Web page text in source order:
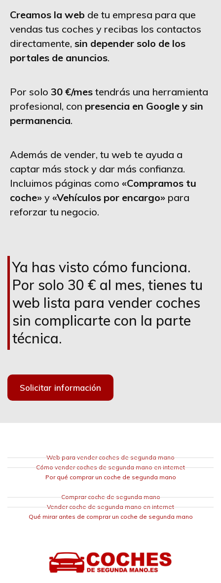
Creamos la web de tu empresa para que
vendas tus coches y recibas los contactos
directamente, sin depender solo de los
portales de anuncios.
Por solo 30 €/mes tendrás una herramienta
profesional, con presencia en Google y sin
permanencia.
Además de vender, tu web te ayuda a
captar más stock y dar más confianza.
Incluimos páginas como «Compramos tu
coche» y «Vehículos por encargo» para
reforzar tu negocio.
Ya has visto cómo funciona.
Por solo 30 € al mes, tienes tu
web lista para vender coches
sin complicarte con la parte
técnica.
Solicitar información
Web para vender coches de segunda mano
Cómo vender coches de segunda mano en internet
Por qué comprar un coche de segunda mano
Comprar coche de segunda mano
Vender coche de segunda mano en internet
Qué mirar antes de comprar un coche de segunda mano